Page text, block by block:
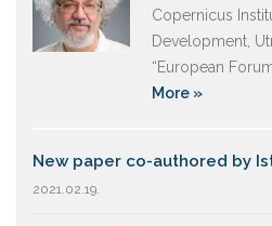
Copernicus
Development,
“European
More »
New paper co-authored by
2021.02.19.